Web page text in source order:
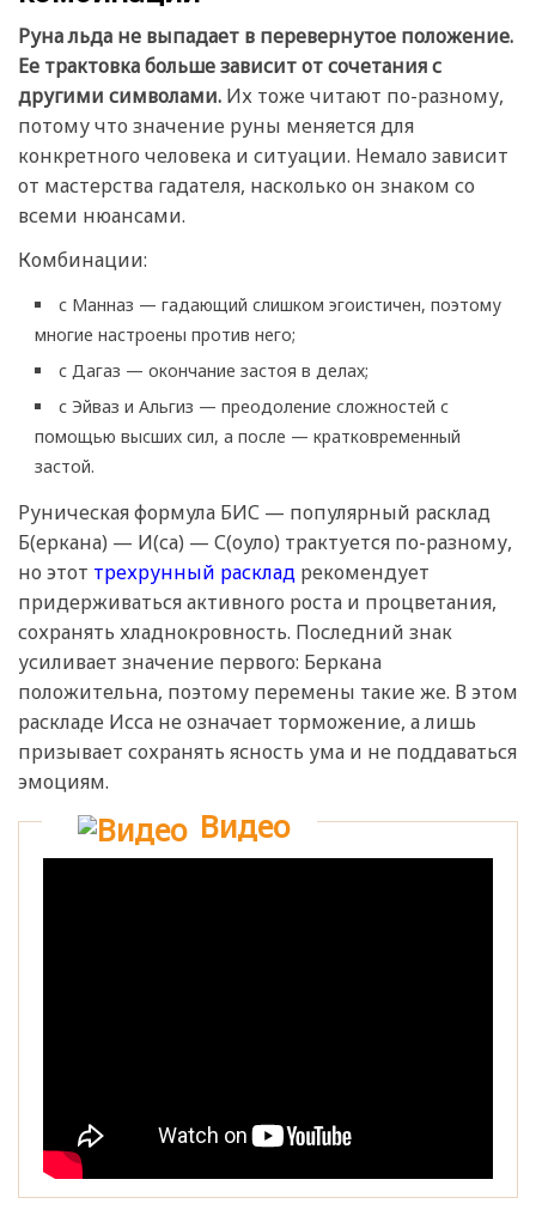
Руна льда не выпадает в перевернутое положение.
Ее трактовка больше зависит от сочетания с
другими символами. Их тоже читают по-разному,
потому что значение руны меняется для
конкретного человека и ситуации. Немало зависит
от мастерства гадателя, насколько он знаком со
всеми нюансами.
Комбинации:
с Манназ — гадающий слишком эгоистичен, поэтому
многие настроены против него;
с Дагаз — окончание застоя в делах;
с Эйваз и Альгиз — преодоление сложностей с
помощью высших сил, а после — кратковременный
застой.
Руническая формула БИС — популярный расклад
Б(еркана) — И(са) — С(оуло) трактуется по-разному,
но этот трехрунный расклад рекомендует
придерживаться активного роста и процветания,
сохранять хладнокровность. Последний знак
усиливает значение первого: Беркана
положительна, поэтому перемены такие же. В этом
раскладе Исса не означает торможение, а лишь
призывает сохранять ясность ума и не поддаваться
эмоциям.
Видео